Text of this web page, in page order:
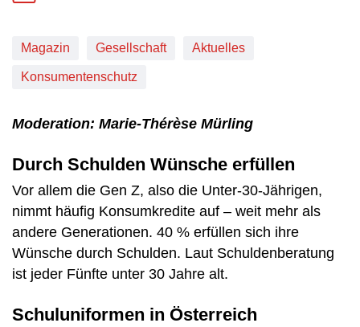
Magazin Gesellschaft Aktuelles
Konsumentenschutz
Moderation: Marie-Thérèse Mürling
Durch Schulden Wünsche erfüllen
Vor allem die Gen Z, also die Unter-30-Jährigen,
nimmt häufig Konsumkredite auf – weit mehr als
andere Generationen. 40 % erfüllen sich ihre
Wünsche durch Schulden. Laut Schuldenberatung
ist jeder Fünfte unter 30 Jahre alt.
Schuluniformen in Österreich